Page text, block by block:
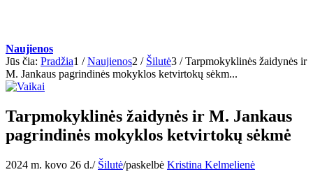
Naujienos
Jūs čia: Pradžia1 / Naujienos2 / Šilutė3 / Tarpmokyklinės žaidynės ir
M. Jankaus pagrindinės mokyklos ketvirtokų sėkm...
Tarpmokyklinės žaidynės ir M. Jankaus
pagrindinės mokyklos ketvirtokų sėkmė
2024 m. kovo 26 d./ Šilutė/paskelbė Kristina Kelmelienė